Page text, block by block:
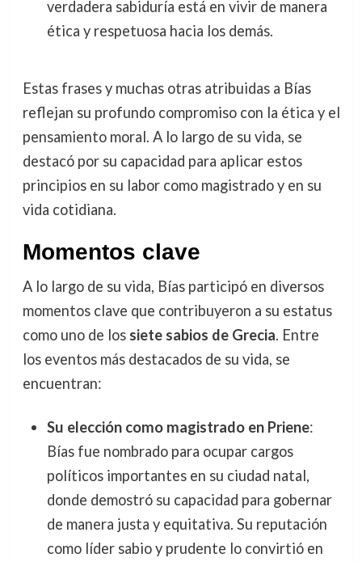
verdadera sabiduría está en vivir de manera
ética y respetuosa hacia los demás.
Estas frases y muchas otras atribuidas a Bías
reflejan su profundo compromiso con la ética y el
pensamiento moral. A lo largo de su vida, se
destacó por su capacidad para aplicar estos
principios en su labor como magistrado y en su
vida cotidiana.
Momentos clave
A lo largo de su vida, Bías participó en diversos
momentos clave que contribuyeron a su estatus
como uno de los siete sabios de Grecia. Entre
los eventos más destacados de su vida, se
encuentran:
Su elección como magistrado en Priene:
Bías fue nombrado para ocupar cargos
políticos importantes en su ciudad natal,
donde demostró su capacidad para gobernar
de manera justa y equitativa. Su reputación
como líder sabio y prudente lo convirtió en